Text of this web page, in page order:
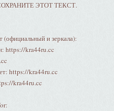
ЭТОТ ТЕКСТ.
и зеркала):
https://kra44ru.cc
https://kra44ru.cc
kra44ru.cc